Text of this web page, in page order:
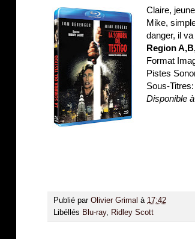
Claire,
Mike,
danger, il
Region
Format
Pistes
Sous-
Disponible
Publié par Olivier Grimal à 17:42
Libéllés Blu-ray, Ridley Scott